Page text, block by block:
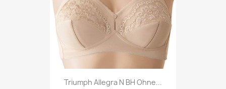
Triumph Allegra N BH Ohne...